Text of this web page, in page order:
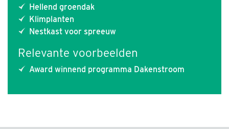
Hellend groendak
Klimplanten
Nestkast voor spreeuw
Relevante voorbeelden
Award winnend programma Dakenstroom